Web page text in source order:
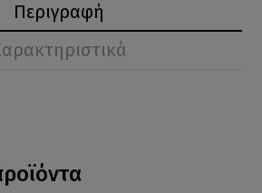
Περιγραφή